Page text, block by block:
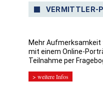
VERMITTLER-
Mehr Aufmerksamkeit
mit einem Online-
Teilnahme per
> weitere Infos